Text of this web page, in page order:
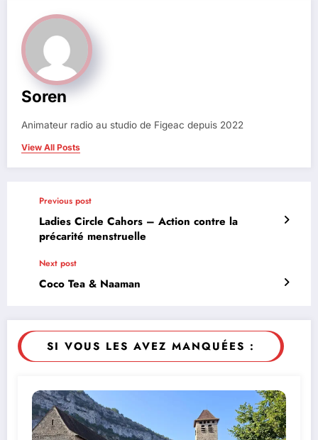
Soren
Animateur radio au studio de Figeac depuis 2022
View All Posts
Previous post
Ladies Circle Cahors – Action contre la
précarité menstruelle
Next post
Coco Tea & Naaman
SI VOUS LES AVEZ MANQUÉES :